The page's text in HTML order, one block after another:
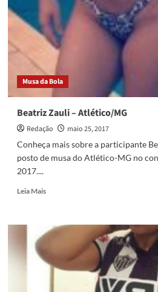
Musa da Bola
Beatriz Zauli – Atlético/MG
Redação
maio 25, 2017
Conheça mais sobre a participante
posto de musa do Atlético-MG no
2017....
Leia MaisRead
Beatriz
Zauli
Atlético/MG